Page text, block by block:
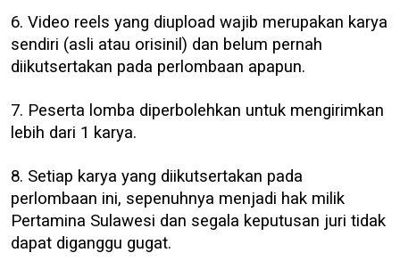
6. Video reels yang diupload wajib merupakan karya
sendiri (asli atau orisinil) dan belum pernah
diikutsertakan pada perlombaan apapun.
7. Peserta lomba diperbolehkan untuk mengirimkan
lebih dari 1 karya.
8. Setiap karya yang diikutsertakan pada
perlombaan ini, sepenuhnya menjadi hak milik
Pertamina Sulawesi dan segala keputusan juri tidak
dapat diganggu gugat.